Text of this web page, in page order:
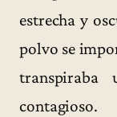
estrecha y
polvo se